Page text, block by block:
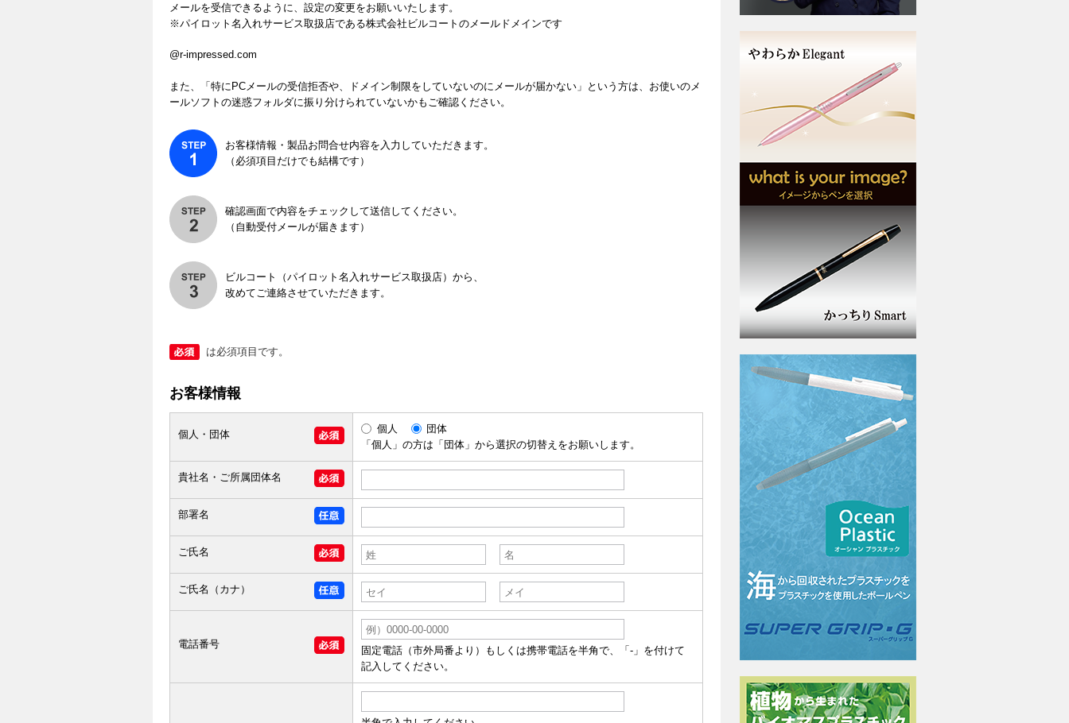
メールを受信できるように、設定の変更をお願いいたします。
※パイロット名入れサービス取扱店である株式会社ビルコートのメールドメインです
@r-impressed.com
また、「特にPCメールの受信拒否や、ドメイン制限をしていないのにメールが届かない」という方は、お使いのメ
ールソフトの迷惑フォルダに振り分けられていないかもご確認ください。
お客様情報・製品お問合せ内容を入力していただきます。
（必須項目だけでも結構です）
確認画面で内容をチェックして送信してください。
（自動受付メールが届きます）
ビルコート（パイロット名入れサービス取扱店）から、
改めてご連絡させていただきます。
は必須項目です。
お客様情報
個人・団体 個人
団体
「個人」の方は「団体」から選択の切替えをお願いします。
貴社名・ご所属団体名
部署名
ご氏名
ご氏名（カナ）
電話番号
固定電話（市外局番より）もしくは携帯電話を半角で、「-」を付けて
記入してください。